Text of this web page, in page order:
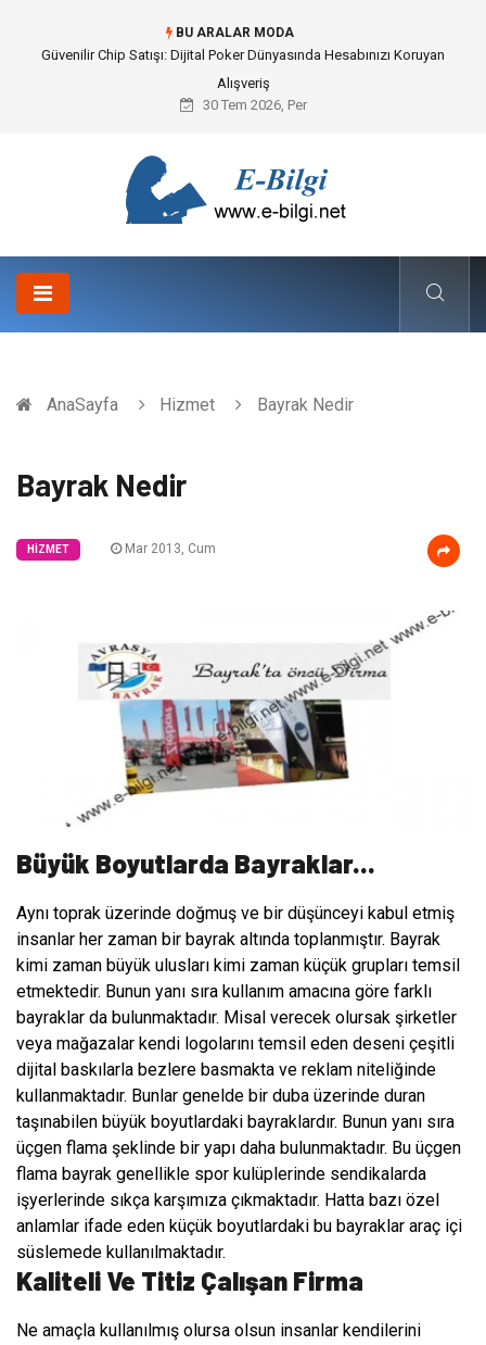
BU ARALAR MODA
Güvenilir Chip Satışı: Dijital Poker Dünyasında Hesabınızı Koruyan
Alışveriş
30 Tem 2026, Per
AnaSayfa Hizmet Bayrak Nedir
Bayrak Nedir
HIZMET Mar 2013, Cum
Büyük Boyutlarda Bayraklar...
Aynı toprak üzerinde doğmuş ve bir düşünceyi kabul etmiş
insanlar her zaman bir bayrak altında toplanmıştır. Bayrak
kimi zaman büyük ulusları kimi zaman küçük grupları temsil
etmektedir. Bunun yanı sıra kullanım amacına göre farklı
bayraklar da bulunmaktadır. Misal verecek olursak şirketler
veya mağazalar kendi logolarını temsil eden deseni çeşitli
dijital baskılarla bezlere basmakta ve reklam niteliğinde
kullanmaktadır. Bunlar genelde bir duba üzerinde duran
taşınabilen büyük boyutlardaki bayraklardır. Bunun yanı sıra
üçgen flama şeklinde bir yapı daha bulunmaktadır. Bu üçgen
flama bayrak genellikle spor kulüplerinde sendikalarda
işyerlerinde sıkça karşımıza çıkmaktadır. Hatta bazı özel
anlamlar ifade eden küçük boyutlardaki bu bayraklar araç içi
süslemede kullanılmaktadır.
Kaliteli Ve Titiz Çalışan Firma
Ne amaçla kullanılmış olursa olsun insanlar kendilerini